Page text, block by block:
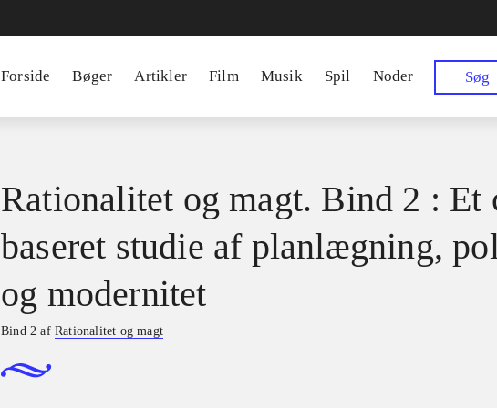
Forside Bøger Artikler Film Musik Spil Noder Søg
Rationalitet og magt. Bind 2 : Et
baseret studie af planlægning,
og modernitet
Bind 2 afRationalitet og magt